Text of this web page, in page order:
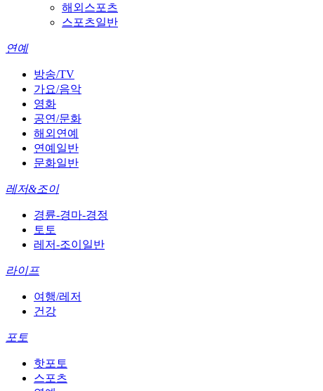
해외스포츠
스포츠일반
연예
방송/TV
가요/음악
영화
공연/문화
해외연예
연예일반
문화일반
레저&조이
경륜-경마-경정
토토
레저-조이일반
라이프
여행/레저
건강
포토
핫포토
스포츠